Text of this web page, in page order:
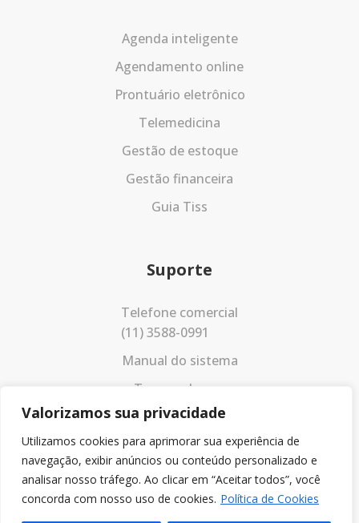
Valorizamos sua privacidade
Utilizamos cookies para aprimorar sua experiência de
navegação, exibir anúncios ou conteúdo personalizado e
analisar nosso tráfego. Ao clicar em “Aceitar todos”, você
concorda com nosso uso de cookies. Política de Cookies
Agenda inteligente
Agendamento online
Prontuário eletrônico
Telemedicina
Gestão de estoque
Gestão financeira
Guia Tiss
Suporte
Telefone comercial
(11) 3588-0991
Manual do sistema
Termos de uso
Política de privacidade